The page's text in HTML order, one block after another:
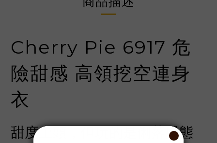
Cherry Pie 6917 危
險甜感 高領挖空連身
衣
甜度上頭，但玩的是俐落與態